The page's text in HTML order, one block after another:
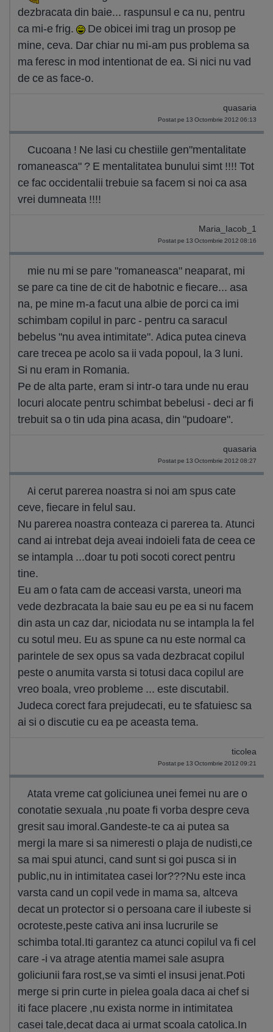
dezbracata din baie... raspunsul e ca nu, pentru
ca mi-e frig.
De obicei imi trag un prosop pe
mine, ceva. Dar chiar nu mi-am pus problema sa
ma feresc in mod intentionat de ea. Si nici nu vad
de ce as face-o.
quasaria
Postat pe 13 Octombrie 2012 06:13
Cucoana ! Ne lasi cu chestiile gen"mentalitate
romaneasca" ? E mentalitatea bunului simt !!!! Tot
ce fac occidentalii trebuie sa facem si noi ca asa
vrei dumneata !!!!
Maria_Iacob_1
Postat pe 13 Octombrie 2012 08:16
mie nu mi se pare "romaneasca" neaparat, mi
se pare ca tine de cit de habotnic e fiecare... asa
na, pe mine m-a facut una albie de porci ca imi
schimbam copilul in parc - pentru ca saracul
bebelus "nu avea intimitate". Adica putea cineva
care trecea pe acolo sa ii vada popoul, la 3 luni.
Si nu eram in Romania.
Pe de alta parte, eram si intr-o tara unde nu erau
locuri alocate pentru schimbat bebelusi - deci ar fi
trebuit sa o tin uda pina acasa, din "pudoare".
quasaria
Postat pe 13 Octombrie 2012 08:27
Ai cerut parerea noastra si noi am spus cate
ceve, fiecare in felul sau.
Nu parerea noastra conteaza ci parerea ta. Atunci
cand ai intrebat deja aveai indoieli fata de ceea ce
se intampla ...doar tu poti socoti corect pentru
tine.
Eu am o fata cam de acceasi varsta, uneori ma
vede dezbracata la baie sau eu pe ea si nu facem
din asta un caz dar, niciodata nu se intampla la fel
cu sotul meu. Eu as spune ca nu este normal ca
parintele de sex opus sa vada dezbracat copilul
peste o anumita varsta si totusi daca copilul are
vreo boala, vreo probleme ... este discutabil.
Judeca corect fara prejudecati, eu te sfatuiesc sa
ai si o discutie cu ea pe aceasta tema.
ticolea
Postat pe 13 Octombrie 2012 09:21
Atata vreme cat goliciunea unei femei nu are o
conotatie sexuala ,nu poate fi vorba despre ceva
gresit sau imoral.Gandeste-te ca ai putea sa
mergi la mare si sa nimeresti o plaja de nudisti,ce
sa mai spui atunci, cand sunt si goi pusca si in
public,nu in intimitatea casei lor???Nu este inca
varsta cand un copil vede in mama sa, altceva
decat un protector si o persoana care il iubeste si
ocroteste,peste cativa ani insa lucrurile se
schimba total.Iti garantez ca atunci copilul va fi cel
care -i va atrage atentia mamei sale asupra
goliciunii fara rost,se va simti el insusi jenat.Poti
merge si prin curte in pielea goala daca ai chef si
iti face placere ,nu exista norme in intimitatea
casei tale,decat daca ai urmat scoala catolica.In